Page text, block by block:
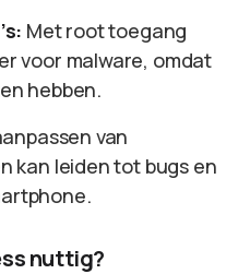
Met root toegang
voor malware, omdat
hebben.
van
kan leiden tot bugs en
nuttig?